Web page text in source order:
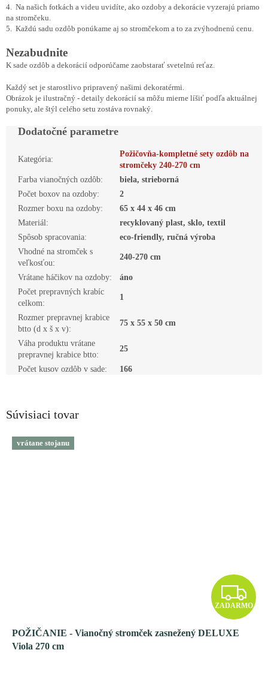
Súvisiaci tovar
vrátane stojanu
Z
A
ZADARMO
POŽIČANIE - Vianočný stromček zasnežený DELUXE
Viola 270 cm
4. Na našich fotkách a videu uvidíte, ako ozdoby a dekorácie vyzerajú priamo
na stromčeku.
5. Každú sadu ozdôb ponúkame aj so stromčekom a to za zvýhodnenú cenu.
Nezabudnite
K sade ozdôb a dekorácií odporúčame zaobstarať svetelnú reťaz.
Každý set je starostlivo pripravený našimi dekoratérmi.
Obrázok je ilustračný - detaily dekorácií sa môžu mierne líšiť podľa aktuálnej
ponuky, ale štýl celého setu zostáva rovnaký.
Dodatočné parametre
Kategória:
Požičovňa-kompletné sety ozdôb na
stromčeky 240-270 cm
Farba vianočných ozdôb:
biela, strieborná
Počet boxov na ozdoby:
2
Rozmer boxu na ozdoby:
65 x 44 x 46 cm
Materiál :
recyklovaný plast, sklo, textil
Spôsob spracovania:
eco-friendly, ručná výroba
Vhodné na stromček s
veľkosťou:
240-270 cm
Vrátane háčikov na ozdoby:
áno
Počet prepravných krabíc
celkom:
1
Rozmer prepravnej krabice
btto (d x š x v):
75 x 55 x 50 cm
Váha produktu vrátane
prepravnej krabice btto:
25
Počet kusov ozdôb v sade: 166